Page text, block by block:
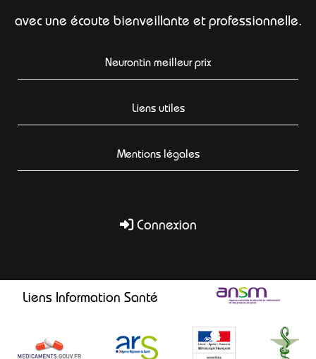
avec une écoute bienveillante et professionnelle.
Neurontin meilleur prix
Liens utiles
Mentions légales
Connexion
Liens Information Santé